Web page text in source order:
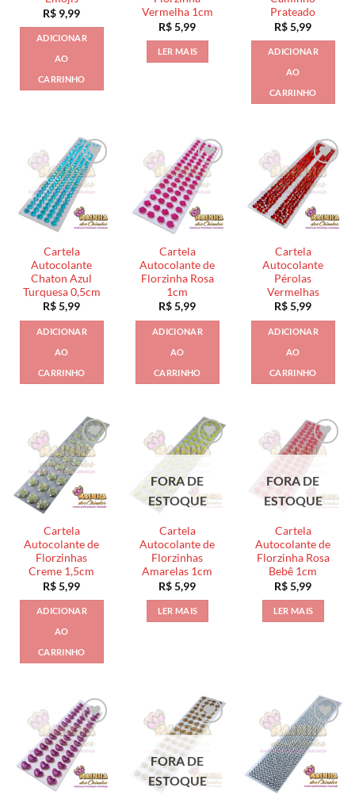
R$ 9,99
ADICIONAR
AO
CARRINHO
Vermelha 1cm
R$5,99
LER MAIS
Prateado
R$5,99
ADICIONAR
AO
CARRINHO
Cartela
Autocolante
Chaton Azul
Turquesa 0,5cm
R$5,99
ADICIONAR
AO
CARRINHO
Cartela
Autocolante de
Florzinha Rosa
1cm
R$5,99
ADICIONAR
AO
CARRINHO
Cartela
Autocolante
Pérolas
Vermelhas
R$5,99
ADICIONAR
AO
CARRINHO
Cartela
Autocolante de
Florzinhas
Creme 1,5cm
R$5,99
ADICIONAR
AO
CARRINHO
FORA DE
ESTOQUE
Cartela
Autocolante de
Florzinhas
Amarelas 1cm
R$5,99
LER MAIS
FORA DE
ESTOQUE
Cartela
Autocolante de
Florzinha Rosa
Bebê 1cm
R$5,99
LER MAIS
FORA DE
ESTOQUE